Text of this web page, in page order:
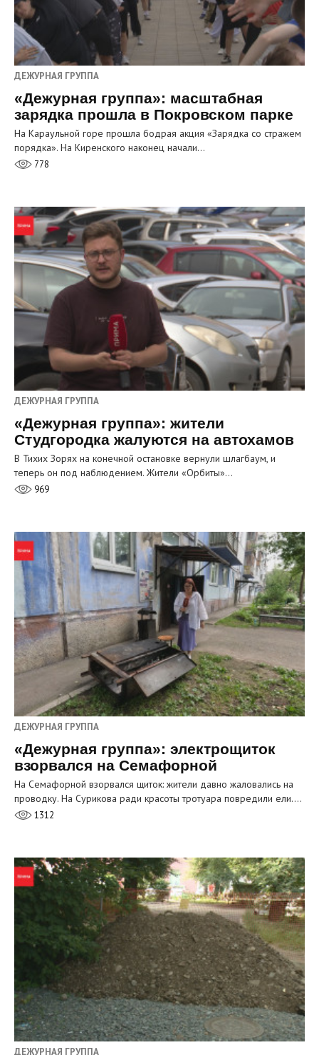
ДЕЖУРНАЯ ГРУППА
«Дежурная группа»: масштабная
зарядка прошла в Покровском парке
На Караульной горе прошла бодрая акция «Зарядка со стражем
порядка». На Киренского наконец начали…
778
ДЕЖУРНАЯ ГРУППА
«Дежурная группа»: жители
Студгородка жалуются на автохамов
В Тихих Зорях на конечной остановке вернули шлагбаум, и
теперь он под наблюдением. Жители «Орбиты»…
969
ДЕЖУРНАЯ ГРУППА
«Дежурная группа»: электрощиток
взорвался на Семафорной
На Семафорной взорвался щиток: жители давно жаловались на
проводку. На Сурикова ради красоты тротуара повредили ели.…
1312
ДЕЖУРНАЯ ГРУППА